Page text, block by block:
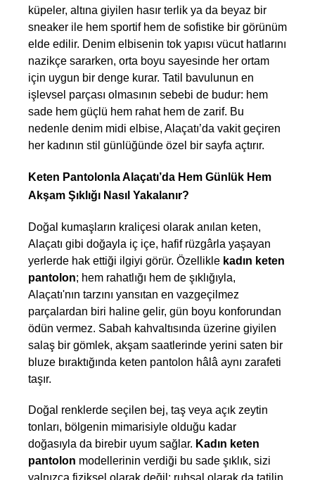
küpeler, altına giyilen hasır terlik ya da beyaz bir
sneaker ile hem sportif hem de sofistike bir görünüm
elde edilir. Denim elbisenin tok yapısı vücut hatlarını
nazikçe sararken, orta boyu sayesinde her ortam
için uygun bir denge kurar. Tatil bavulunun en
işlevsel parçası olmasının sebebi de budur: hem
sade hem güçlü hem rahat hem de zarif. Bu
nedenle denim midi elbise, Alaçatı’da vakit geçiren
her kadının stil günlüğünde özel bir sayfa açtırır.
Keten Pantolonla Alaçatı’da Hem Günlük Hem
Akşam Şıklığı Nasıl Yakalanır?
Doğal kumaşların kraliçesi olarak anılan keten,
Alaçatı gibi doğayla iç içe, hafif rüzgârla yaşayan
yerlerde hak ettiği ilgiyi görür. Özellikle kadın keten
pantolon; hem rahatlığı hem de şıklığıyla,
Alaçatı'nın tarzını yansıtan en vazgeçilmez
parçalardan biri haline gelir, gün boyu konforundan
ödün vermez. Sabah kahvaltısında üzerine giyilen
salaş bir gömlek, akşam saatlerinde yerini saten bir
bluze bıraktığında keten pantolon hâlâ aynı zarafeti
taşır.
Doğal renklerde seçilen bej, taş veya açık zeytin
tonları, bölgenin mimarisiyle olduğu kadar
doğasıyla da birebir uyum sağlar. Kadın keten
pantolon modellerinin verdiği bu sade şıklık, sizi
yalnızca fiziksel olarak değil; ruhsal olarak da tatilin